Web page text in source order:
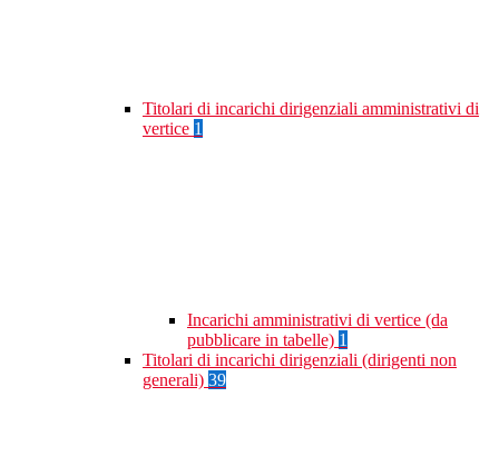
Titolari di incarichi dirigenziali amministrativi di
vertice 1
Incarichi amministrativi di vertice (da
pubblicare in tabelle) 1
Titolari di incarichi dirigenziali (dirigenti non
generali) 39